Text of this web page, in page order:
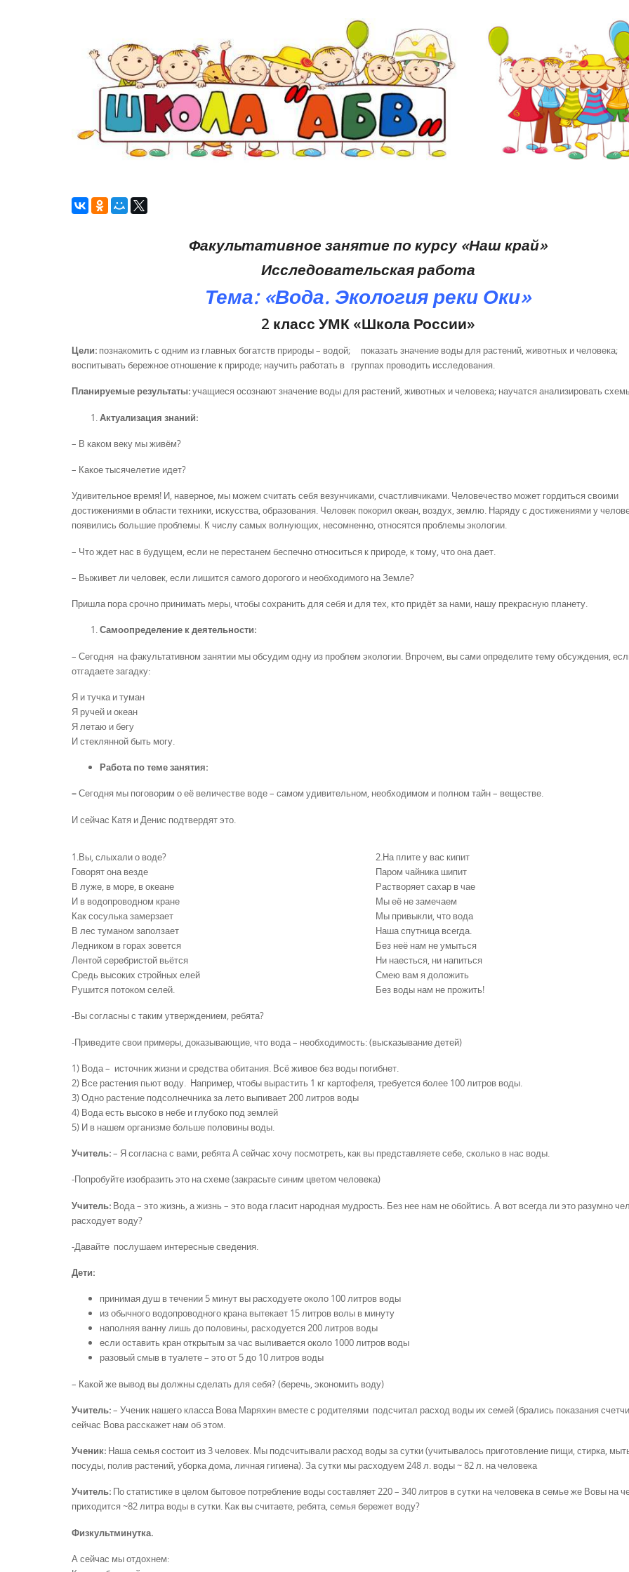
Факультативное занятие по курсу «Наш край»
Исследовательская работа
Тема: «Вода. Экология реки Оки»
2 класс УМК «Школа России»
Цели: познакомить с одним из главных богатств природы – водой; показать значение воды для растений, животных и человека;
воспитывать бережное отношение к природе; научить работать в группах проводить исследования.
Планируемые результаты:учащиеся осознают значение воды для растений, животных и человека; научатся анализировать
Актуализация знаний:
– В каком веку мы живём?
– Какое тысячелетие идет?
Удивительное время! И, наверное, мы можем считать себя везунчиками, счастливчиками. Человечество может гордиться своими
достижениями в области техники, искусства, образования. Человек покорил океан, воздух, землю. Наряду с достижениями у
появились большие проблемы. К числу самых волнующих, несомненно, относятся проблемы экологии.
– Что ждет нас в будущем, если не перестанем беспечно относиться к природе, к тому, что она дает.
– Выживет ли человек, если лишится самого дорогого и необходимого на Земле?
Пришла пора срочно принимать меры, чтобы сохранить для себя и для тех, кто придёт за нами, нашу прекрасную планету.
Самоопределение к деятельности:
– Сегодня на факультативном занятии мы обсудим одну из проблем экологии. Впрочем, вы сами определите тему обсуждения,
отгадаете загадку:
Я и тучка и туман
Я ручей и океан
Я летаю и бегу
И стеклянной быть могу.
Работа по теме занятия:
–Сегодня мы поговорим о её величестве воде – самом удивительном, необходимом и полном тайн – веществе.
И сейчас Катя и Денис подтвердят это.
1.Вы, слыхали о воде?
Говорят она везде
В луже, в море, в океане
И в водопроводном кране
Как сосулька замерзает
В лес туманом заползает
Ледником в горах зовется
Лентой серебристой вьётся
Средь высоких стройных елей
Рушится потоком селей.
2.На плите у вас кипит
Паром чайника шипит
Растворяет сахар в чае
Мы её не замечаем
Мы привыкли, что вода
Наша спутница всегда.
Без неё нам не умыться
Ни наесться, ни напиться
Смею вам я доложить
Без воды нам не прожить!
-Вы согласны с таким утверждением, ребята?
-Приведите свои примеры, доказывающие, что вода – необходимость: (высказывание детей)
1) Вода – источник жизни и средства обитания. Всё живое без воды погибнет.
2) Все растения пьют воду. Например, чтобы вырастить 1 кг картофеля, требуется более 100 литров воды.
3) Одно растение подсолнечника за лето выпивает 200 литров воды
4) Вода есть высоко в небе и глубоко под землей
5) И в нашем организме больше половины воды.
Учитель:– Я согласна с вами, ребята А сейчас хочу посмотреть, как вы представляете себе, сколько в нас воды.
-Попробуйте изобразить это на схеме (закрасьте синим цветом человека)
Учитель: Вода – это жизнь, а жизнь – это вода гласит народная мудрость. Без нее нам не обойтись. А вот всегда ли это разумно
расходует воду?
-Давайте послушаем интересные сведения.
Дети:
принимая душ в течении 5 минут вы расходуете около 100 литров воды
из обычного водопроводного крана вытекает 15 литров волы в минуту
наполняя ванну лишь до половины, расходуется 200 литров воды
если оставить кран открытым за час выливается около 1000 литров воды
разовый смыв в туалете – это от 5 до 10 литров воды
– Какой же вывод вы должны сделать для себя? (беречь, экономить воду)
Учитель:– Ученик нашего класса Вова Маряхин вместе с родителями подсчитал расход воды их семей (брались показания
сейчас Вова расскажет нам об этом.
Ученик: Наша семья состоит из 3 человек. Мы подсчитывали расход воды за сутки (учитывалось приготовление пищи, стирка,
посуды, полив растений, уборка дома, личная гигиена). За сутки мы расходуем 248 л. воды ~ 82 л. на человека
Учитель: По статистике в целом бытовое потребление воды составляет 220 – 340 литров в сутки на человека в семье же Вовы на
приходится ~82 литра воды в сутки. Как вы считаете, ребята, семья бережет воду?
Физкультминутка.
А сейчас мы отдохнем: